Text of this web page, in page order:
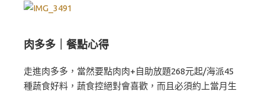
肉多多｜餐點心得
走進肉多多，當然要點肉肉+自助放題268元起/海派45
種蔬食好料，蔬食控絕對會喜歡，而且必須約上當月生